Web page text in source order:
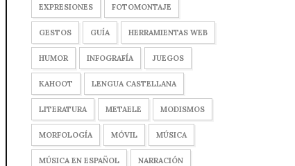
EXPRESIONES FOTOMONTAJE
GESTOS GUÍA HERRAMIENTAS WEB
HUMOR INFOGRAFÍA JUEGOS
KAHOOT LENGUA CASTELLANA
LITERATURA METAELE MODISMOS
MORFOLOGÍA MÓVIL MÚSICA
MÚSICA EN ESPAÑOL NARRACIÓN